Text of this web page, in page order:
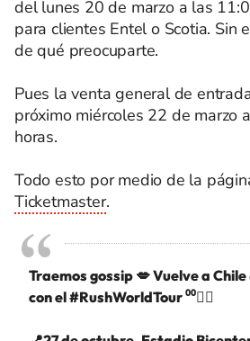
del lunes 20 de marzo a las
para clientes Entel o Scotia. Sin
de qué preocuparte.
Pues la venta general de
próximo miércoles 22 de marzo
horas.
Todo esto por medio de la
Ticketmaster.
Traemos gossip 💋 Vuelve a Chile
con el#RushWorldTour⁰⁰❤️‍🔥